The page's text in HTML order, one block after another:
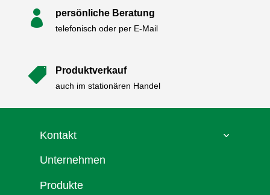
 persönliche Beratung
telefonisch oder per E-Mail
 Produktverkauf
auch im stationären Handel
Kontakt
Unternehmen
Produkte